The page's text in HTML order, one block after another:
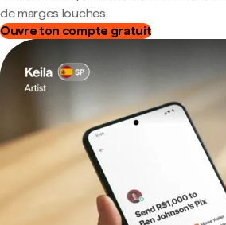
de marges louches.
Ouvre ton compte gratuit